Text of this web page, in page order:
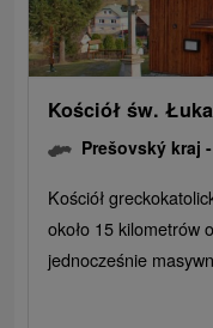
Kościół św.
Prešovský kraj -
Kościół
około 15 kilometrów
jednocześnie